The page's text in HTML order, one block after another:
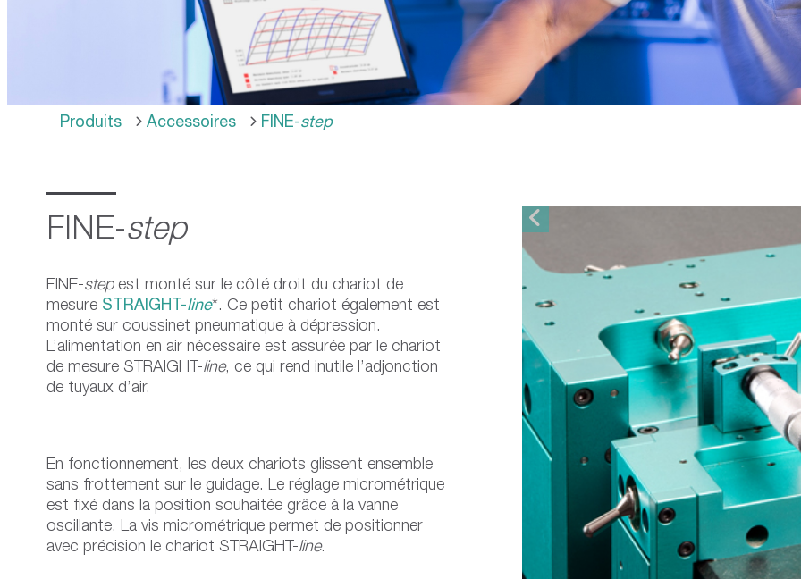
Produits Accessoires FINE-step
FINE-step
FINE-stepest monté sur le côté droit du chariot de
mesure STRAIGHT-line*. Ce petit chariot également est
monté sur coussinet pneumatique à dépression.
L’alimentation en air nécessaire est assurée par le chariot
de mesure STRAIGHT-line, ce qui rend inutile l’adjonction
de tuyaux d’air.
En fonctionnement, les deux chariots glissent ensemble
sans frottement sur le guidage. Le réglage micrométrique
est fixé dans la position souhaitée grâce à la vanne
oscillante. La vis micrométrique permet de positionner
avec précision le chariot STRAIGHT-line.